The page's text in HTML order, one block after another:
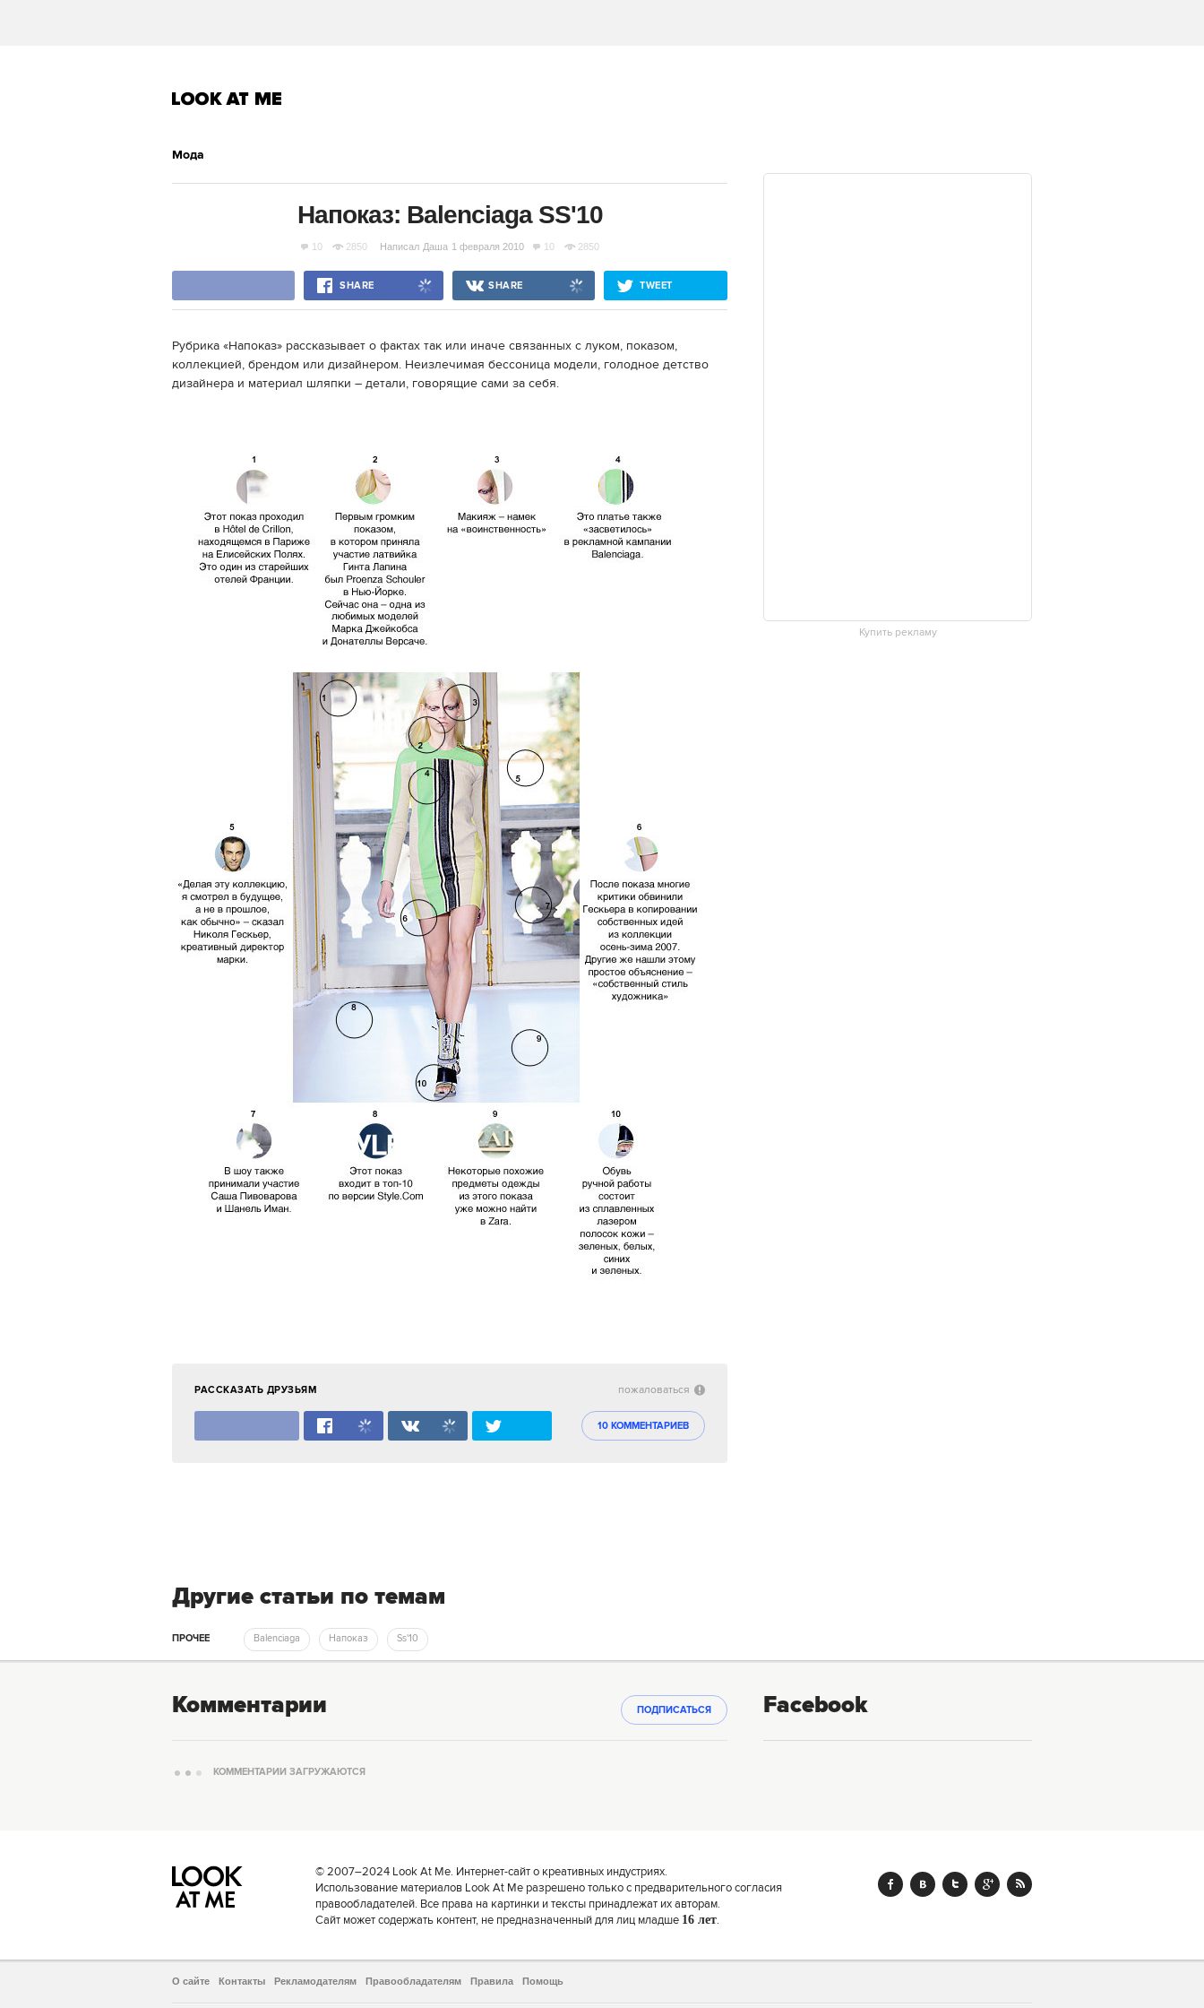
Мода
Напоказ: Balenciaga SS'10
10 2850 Написал Даша 1 февраля 2010 10 2850
SHARE SHARE TWEET
Рубрика «Напоказ» рассказывает о фактах так или иначе связанных с луком, показом,
коллекцией, брендом или дизайнером. Неизлечимая бессоница модели, голодное детство
дизайнера и материал шляпки – детали, говорящие сами за себя.
РАССКАЗАТЬ ДРУЗЬЯМ
10 КОММЕНТАРИЕВ
пожаловаться
Купить рекламу
Другие статьи по темам
ПРОЧЕЕ Balenciaga Напоказ Ss'10
Комментарии ПОДПИСАТЬСЯ
КОММЕНТАРИИ ЗАГРУЖАЮТСЯ
Facebook
© 2007–2024 Look At Me. Интернет-сайт о креативных индустриях.
Использование материалов Look At Me разрешено только с предварительного согласия
правообладателей. Все права на картинки и тексты принадлежат их авторам.
Сайт может содержать контент, не предназначенный для лиц младше 16 лет.
О сайте Контакты Рекламодателям Правообладателям Правила Помощь